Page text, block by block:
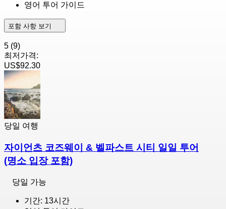
영어 투어 가이드
포함 사항 보기
5 (9)
최저가격:
US$92.30
당일 여행
자이언츠 코즈웨이 & 벨파스트 시티 일일 투어
(명소 입장 포함)
당일 가능
기간: 13시간